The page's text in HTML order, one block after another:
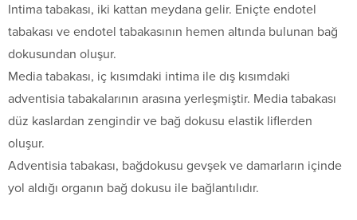
Intima tabakası, iki kattan meydana gelir. Eniçte endotel
tabakası ve endotel tabakasının hemen altında bulunan bağ
dokusundan oluşur.
Media tabakası, iç kısımdaki intima ile dış kısımdaki
adventisia tabakalarının arasına yerleşmiştir. Media tabakası
düz kaslardan zengindir ve bağ dokusu elastik liflerden
oluşur.
Adventisia tabakası, bağdokusu gevşek ve damarların içinde
yol aldığı organın bağ dokusu ile bağlantılıdır.